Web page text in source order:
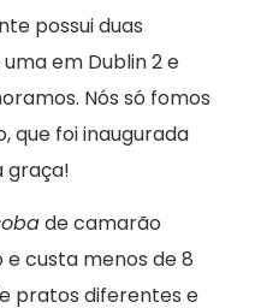
possui duas
em Dublin 2 e
Nós só fomos
que foi inaugurada
graça!
de camarão
e custa menos de 8
pratos diferentes e